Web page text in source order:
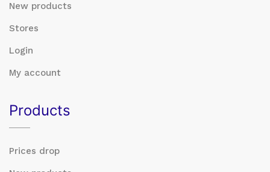
New products
Stores
Login
My account
Products
Prices drop